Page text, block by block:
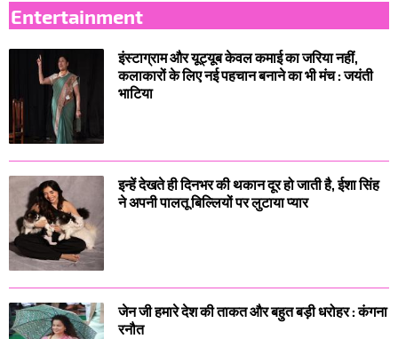
Entertainment
इंस्टाग्राम और यूट्यूब केवल कमाई का जरिया नहीं,
कलाकारों के लिए नई पहचान बनाने का भी मंच : जयंती
भाटिया
इन्हें देखते ही दिनभर की थकान दूर हो जाती है, ईशा सिंह
ने अपनी पालतू बिल्लियों पर लुटाया प्यार
जेन जी हमारे देश की ताकत और बहुत बड़ी धरोहर : कंगना
रनौत